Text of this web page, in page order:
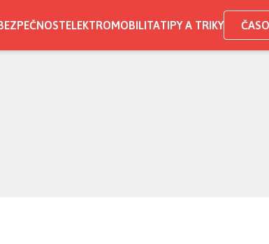
ELEKTROMOBILITATIPY A TRIKY